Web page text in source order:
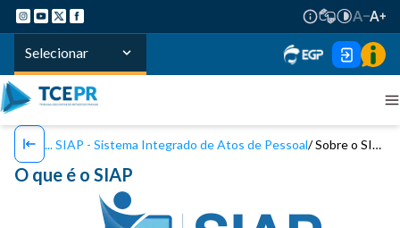
Selecionar
SIAP - Sistema Integrado de Atos de Pessoal Sobre o SIAP
O que é o SIAP